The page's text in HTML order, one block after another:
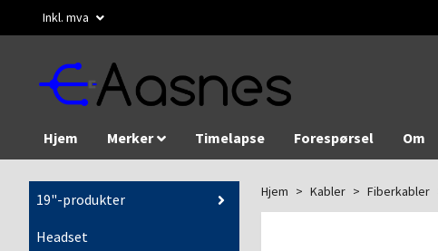
Inkl. mva
Hjem Merker Timelapse Forespørsel Om
19"-produkter
Headset
Hjem Kabler Fiberkabler